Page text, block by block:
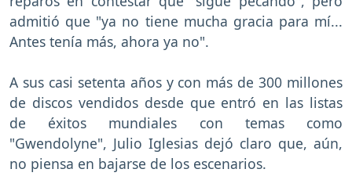
admitió que "ya no tiene mucha gracia para mí...
Antes tenía más, ahora ya no".
A sus casi setenta años y con más de 300 millones
de discos vendidos desde que entró en las listas
de éxitos mundiales con temas como
"Gwendolyne", Julio Iglesias dejó claro que, aún,
no piensa en bajarse de los escenarios.